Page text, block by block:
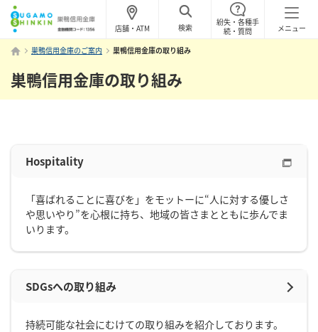
メニュー
店舗・ATM 検索
紛失・各種手
続・質問
巣鴨信用金庫のご案内
巣鴨信用金庫の取り組み
巣鴨信用金庫の取り組み
Hospitality
「喜ばれることに喜びを」をモットーに“人に対する優しさ
や思いやり”を心根に持ち、地域の皆さまとともに歩んでま
いります。
SDGsへの取り組み
持続可能な社会にむけての取り組みを紹介しております。